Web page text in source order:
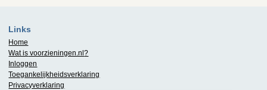
Links
Home
Wat is voorzieningen.nl?
Inloggen
Toegankelijkheidsverklaring
Privacyverklaring